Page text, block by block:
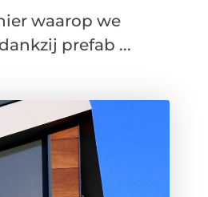
waarop we
prefab ...